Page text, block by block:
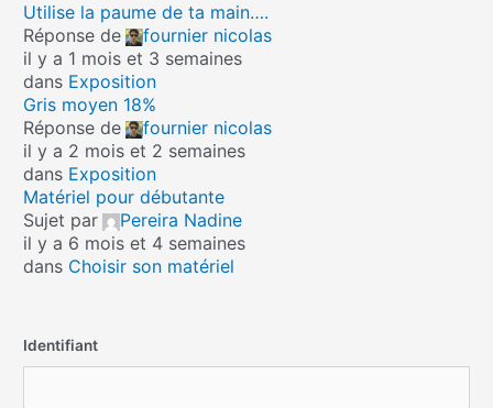
Utilise la paume de ta main….
Réponse de
fournier nicolas
il y a 1 mois et 3 semaines
dans Exposition
Gris moyen 18%
Réponse de
fournier nicolas
il y a 2 mois et 2 semaines
dans Exposition
Matériel pour débutante
Sujet par
Pereira Nadine
il y a 6 mois et 4 semaines
dans Choisir son matériel
Identifiant